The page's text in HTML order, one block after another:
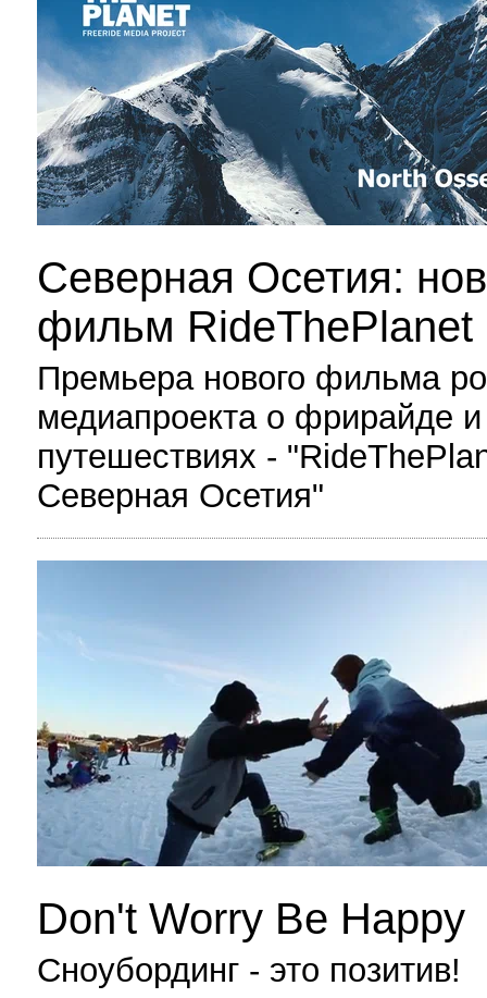
Северная Осетия:
фильм RideThePlanet
Премьера нового фильма
медиапроекта о фрирайде и
путешествиях -
Северная Осетия"
Don't Worry Be Happy
Сноубординг - это позитив!